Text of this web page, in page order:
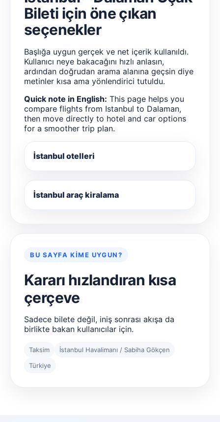
Bileti için öne çıkan
seçenekler
Başlığa uygun gerçek ve net içerik kullanıldı.
Kullanıcı neye bakacağını hızlı anlasın,
ardından doğrudan arama alanına geçsin diye
metinler kısa ama yönlendirici tutuldu.
Quick note in English: This page helps you
compare flights from Istanbul to Dalaman,
then move directly to hotel and car options
for a smoother trip plan.
İstanbul otelleri
İstanbul araç kiralama
BU SAYFA KIME UYGUN?
Kararı hızlandıran kısa
çerçeve
Sadece bilete değil, iniş sonrası akışa da
birlikte bakan kullanıcılar için.
Taksim
İstanbul Havalimanı / Sabiha Gökçen
Türkiye